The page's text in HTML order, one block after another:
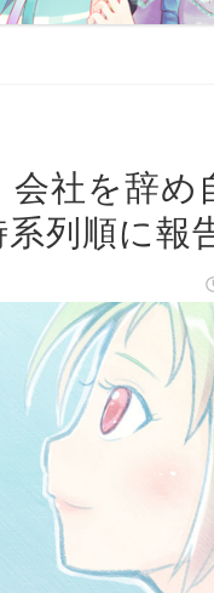
会社を辞
列順に報